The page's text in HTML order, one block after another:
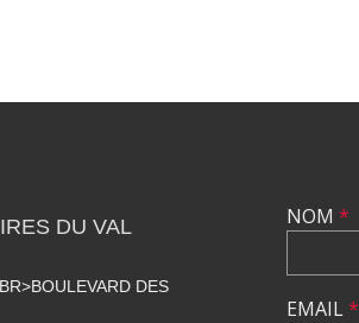
DU VAL
DES
NOM *
EMAIL*